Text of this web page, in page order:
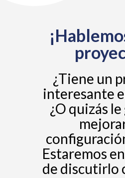
¿Tiene un
interesante
¿O quizás
Estaremos
de discutirlo